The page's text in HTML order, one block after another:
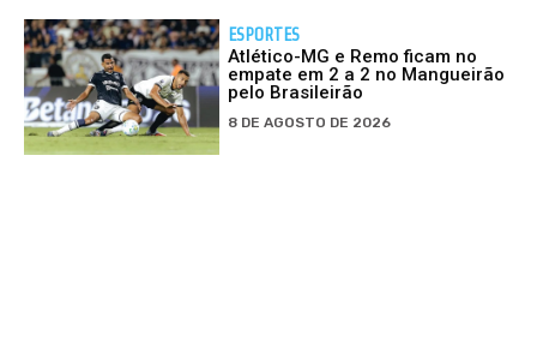
ESPORTES
Atlético-MG e Remo ficam no
empate em 2 a 2 no Mangueirão
pelo Brasileirão
8 DE AGOSTO DE 2026